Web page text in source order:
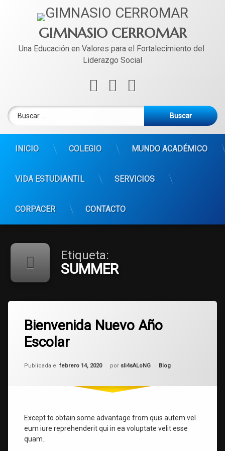
GIMNASIO CERROMAR
Una Educación en Valores para el Fortalecimiento del
Liderazgo Social
FacebookInstagram
INICIO COLEGIO MUNDO ACADÉMICO
VIDA ESTUDIANTIL SERVICIOS
CORPACER CONTACTO
Etiqueta:
SUMMER
Bienvenida Nuevo Año
Escolar
Publicada el febrero 14, 2020
Actualizado elmayo 6, 2025
por sli4sALoNG Categorías:
Blog
Except to obtain some advantage from quis autem vel
eum iure reprehenderit qui in ea voluptate velit esse
quam.
academic
SUMMER
comentarios
en
Bienvenida
Nuevo
Escolar